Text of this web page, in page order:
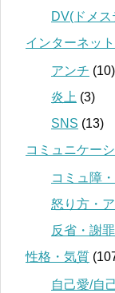
DV(ドメ
インターネット
アンチ (10)
炎上 (3)
SNS (13)
コミュニケー
コミュ障
怒り方・
反省・謝罪
性格・気質
自己愛/自